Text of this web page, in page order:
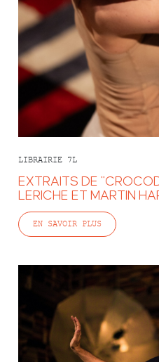
LIBRAIRIE 7L
EXTRAITS DE
LERICHE ET MARTIN
EN SAVOIR PLUS